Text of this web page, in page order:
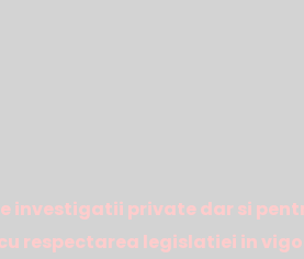
investigatii private dar si
respectarea legislatiei in